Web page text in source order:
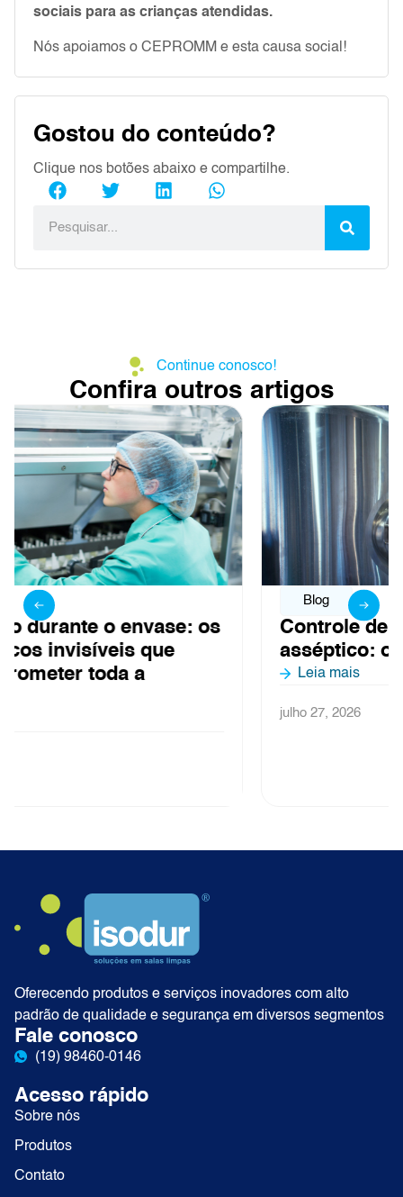
sociais para as crianças atendidas.
Nós apoiamos o CEPROMM e esta causa social!
Gostou do conteúdo?
Clique nos botões abaixo e compartilhe.
Continue conosco!
Confira outros artigos
Controle de ar em linhas de envase
asséptico: o que não pode falhar
Leia mais
Oferecendo produtos e serviços inovadores com alto
padrão de qualidade e segurança em diversos segmentos
Fale conosco
(19) 98460-0146
Acesso rápido
Sobre nós
Produtos
Contato